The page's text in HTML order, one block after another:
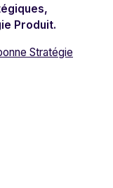
Produit.
Stratégie